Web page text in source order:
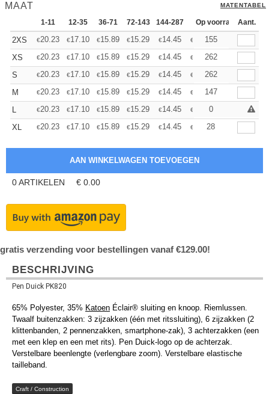
MAAT MATENTABEL
1-11 12-35 36-71 72-143 144-287 288 + Meer
Op voorraadAant.
2XS €20.23 €17.10 €15.89 €15.29 €14.45 € 13.37
155
XS
€20.23 €17.10 €15.89 €15.29 €14.45 € 13.37
262
S
€20.23 €17.10 €15.89 €15.29 €14.45 € 13.37
262
M
€20.23 €17.10 €15.89 €15.29 €14.45 € 13.37
147
L
€20.23 €17.10 €15.89 €15.29 €14.45 € 13.37
0
XL
€20.23 €17.10 €15.89 €15.29 €14.45 € 13.37
28
0ARTIKELEN € 0.00
gratis verzending voor bestellingen vanaf €129.00!
BESCHRIJVING
Pen Duick PK820
65% Polyester, 35% Katoen Éclair® sluiting en knoop. Riemlussen.
Twaalf buitenzakken: 3 zijzakken (één met ritssluiting), 6 zijzakken (2
klittenbanden, 2 pennenzakken, smartphone-zak), 3 achterzakken (een
met een klep en een met rits). Pen Duick-logo op de achterzak.
Verstelbare beenlengte (verlengbare zoom). Verstelbare elastische
tailleband.
Craft / Construction